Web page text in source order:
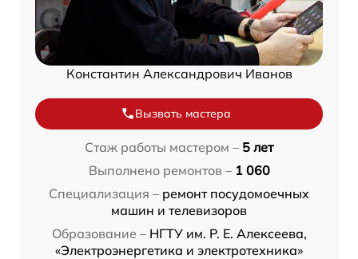
Константин Александрович Иванов
Вызвать мастера
Стаж работы мастером – 5 лет
Выполнено ремонтов – 1 060
Специализация – ремонт посудомоечных
машин и телевизоров
Образование – НГТУ им. Р. Е. Алексеева,
«Электроэнергетика и электротехника»